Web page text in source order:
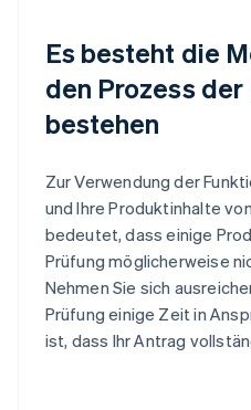
Es besteht die
den Prozess
bestehen
Zur Verwendung der
und Ihre Produktinhalte
bedeutet, dass einige
Prüfung möglicherweise
Nehmen Sie sich
Prüfung einige Zeit in
ist, dass Ihr Antrag